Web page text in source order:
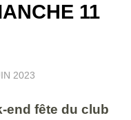
11
2023
end fête du club